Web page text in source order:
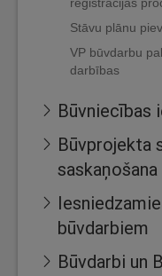
Stāvu plānu
VP būvdarbu
darbības
Būvniecības
Būvprojekta
saskaņošana
būvdarbiem
Būvdarbi un